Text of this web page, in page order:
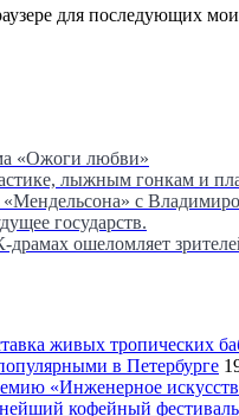
для последующих
«Ожоги любви»
лыжным гонкам и
«Мендельсона» с
государств.
драмах ошеломляет
живых тропических
в Петербурге
«Инженерное
кофейный